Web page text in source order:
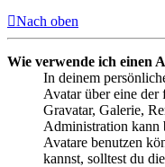
Nach oben
Wie verwende ich einen
In deinem
Avatar über eine
Gravatar, Galerie,
Administration kann
Avatare benutzen
kannst, solltest du